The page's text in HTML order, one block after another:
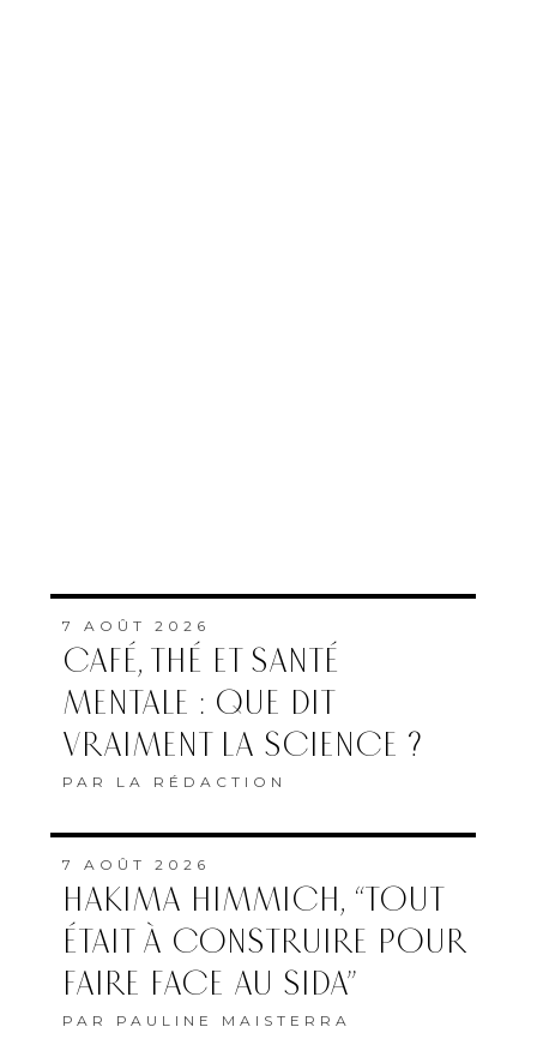
7 AOÛT 2026
CAFÉ, THÉ ET SANTÉ
MENTALE : QUE DIT
VRAIMENT LA SCIENCE ?
PAR LA RÉDACTION
7 AOÛT 2026
HAKIMA HIMMICH, “TOUT
ÉTAIT À CONSTRUIRE POUR
FAIRE FACE AU SIDA”
PAR PAULINE MAISTERRA